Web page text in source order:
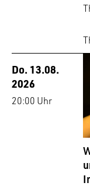
Do. 13.08.
2026
20:00 Uhr